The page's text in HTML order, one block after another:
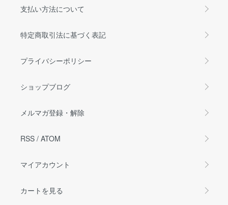
支払い方法について
特定商取引法に基づく表記
プライバシーポリシー
ショップブログ
メルマガ登録・解除
RSS / ATOM
マイアカウント
カートを見る